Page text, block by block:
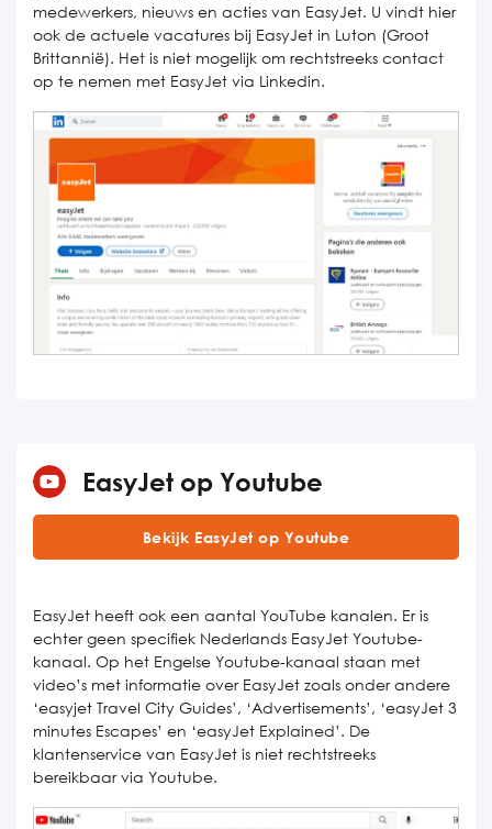
medewerkers, nieuws en acties van EasyJet. U vindt hier
ook de actuele vacatures bij EasyJet in Luton (Groot
Brittannië). Het is niet mogelijk om rechtstreeks contact
op te nemen met EasyJet via Linkedin.
EasyJet op Youtube
Bekijk EasyJet op Youtube
EasyJet heeft ook een aantal YouTube kanalen. Er is
echter geen specifiek Nederlands EasyJet Youtube-
kanaal. Op het Engelse Youtube-kanaal staan met
video’s met informatie over EasyJet zoals onder andere
‘easyjet Travel City Guides’, ‘Advertisements’, ‘easyJet 3
minutes Escapes’ en ‘easyJet Explained’. De
klantenservice van EasyJet is niet rechtstreeks
bereikbaar via Youtube.